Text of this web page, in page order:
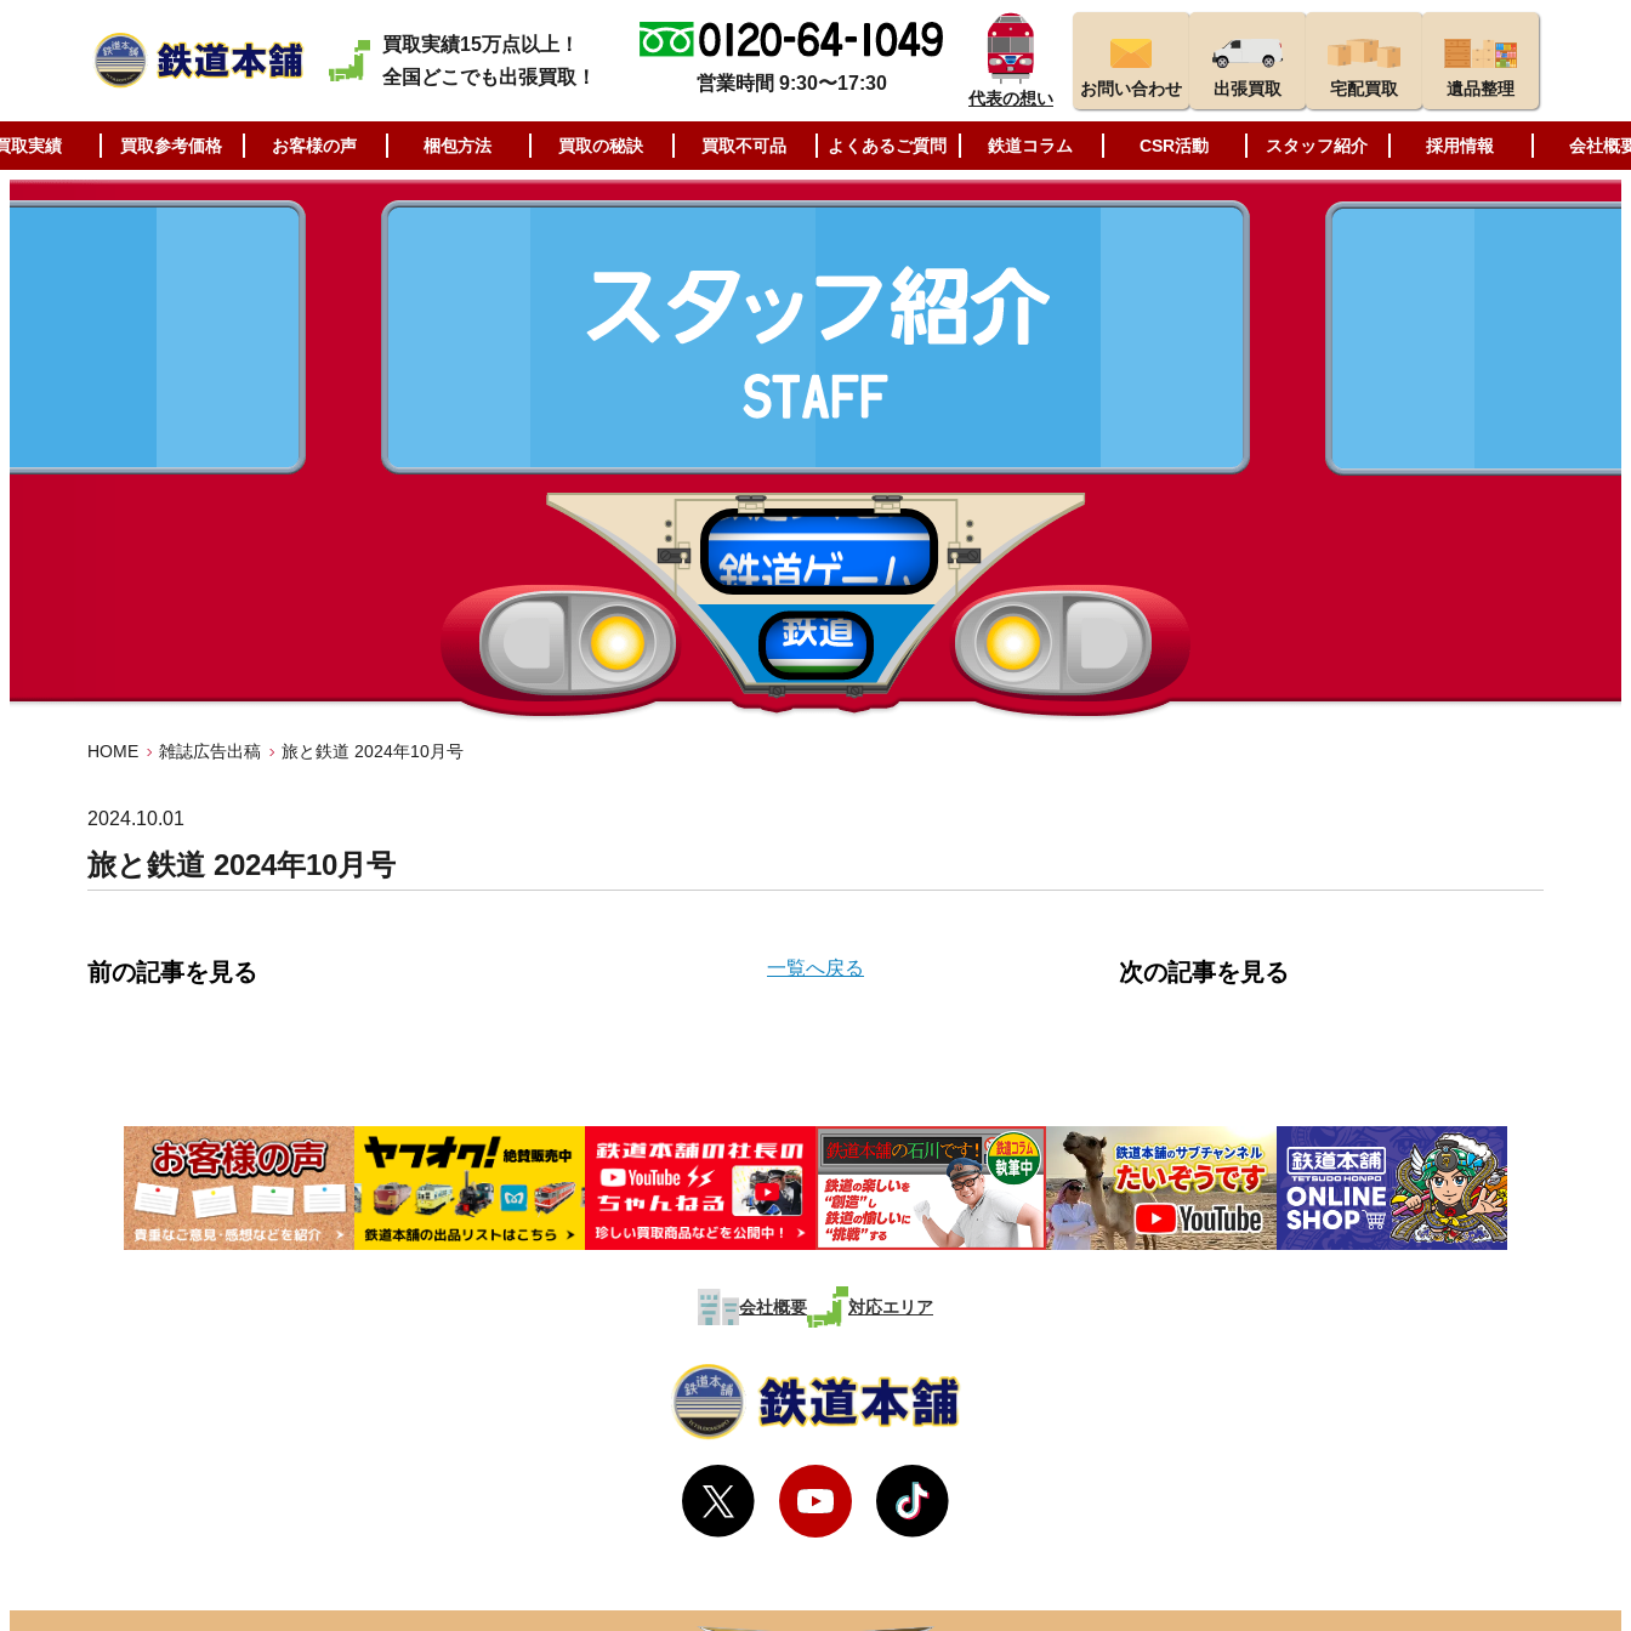
買取実績15万点以上！
全国どこでも出張買取！
営業時間 9:30〜17:30
代表の想い お問い合わせ 出張買取 宅配買取 遺品整理
取実績 買取参考価格 お客様の声 梱包方法 買取の秘訣 買取不可品 よくあるご質問 鉄道コラム CSR活動 スタッフ紹介 採用情報 会社概
HOME 雑誌広告出稿 旅と鉄道 2024年10月号
2024.10.01
旅と鉄道 2024年10月号
前の記事を見る 一覧へ戻る 次の記事を見る
会社概要 対応エリア